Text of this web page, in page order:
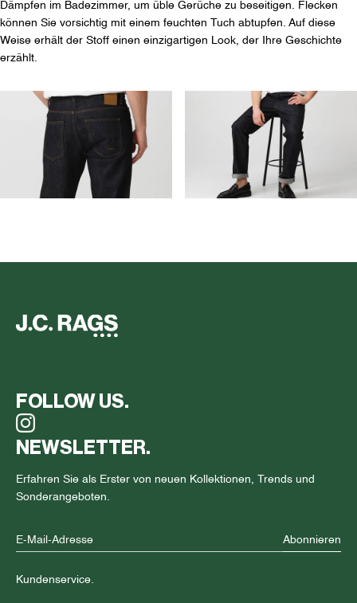
Dämpfen im Badezimmer, um üble Gerüche zu beseitigen. Flecken
können Sie vorsichtig mit einem feuchten Tuch abtupfen. Auf diese
Weise erhält der Stoff einen einzigartigen Look, der Ihre Geschichte
erzählt.
FOLLOW US.
NEWSLETTER.
Erfahren Sie als Erster von neuen Kollektionen, Trends und
Sonderangeboten.
Abonnieren
Kundenservice.